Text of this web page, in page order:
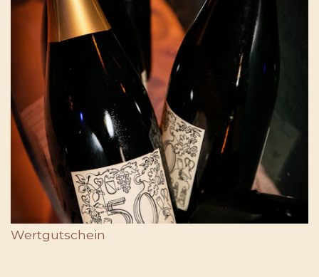
Wertgutschein